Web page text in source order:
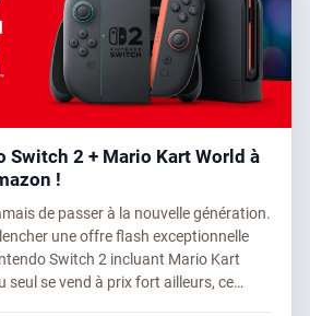
Switch 2 + Mario Kart World à
!
de passer à la nouvelle génération.
une offre flash exceptionnelle
Switch 2 incluant Mario Kart
seul se vend à prix fort ailleurs, ce…